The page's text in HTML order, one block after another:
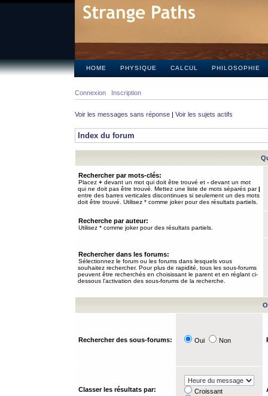
HOME PHYSIQUE CALCUL PHILOSOPHIE
Connexion Inscription
Voir les messages sans réponse | Voir les sujets actifs
Index du forum
Rechercher par mots-clés:
Placez + devant un mot qui doit être trouvé et - devant un mot
qui ne doit pas être trouvé. Mettez une liste de mots séparés par|
entre des barres verticales discontinues si seulement un des mots
doit être trouvé. Utilisez * comme joker pour des résultats partiels.
Recherche par auteur:
Utilisez * comme joker pour des résultats partiels.
Rechercher dans les forums:
Sélectionnez le forum ou les forums dans lesquels vous
souhaitez rechercher. Pour plus de rapidité, tous les sous-forums
peuvent être recherchés en choisissant le parent et en réglant ci-
dessous l’activation des sous-forums de la recherche.
Rechercher des sous-forums: Oui Non
Classer les résultats par:
Croissant